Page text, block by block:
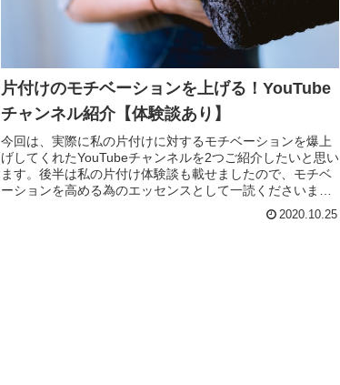
片付けのモチベーションを上げる！YouTube
チャンネル紹介【体験談あり】
今回は、実際に私の片付けに対するモチベーションを爆上
げしてくれたYouTubeチャンネルを2つご紹介したいと思い
ます。後半は私の片付け体験談も載せましたので、モチベ
ーションを高める為のエッセンスとして一読くださいま
2020.10.25